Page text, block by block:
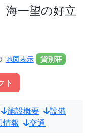
海一望の好立
地図表示 貸別荘
ト
施設概要
設備
情報 交通